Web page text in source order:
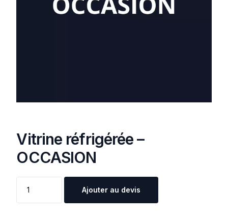
Vitrine réfrigérée –
OCCASION
Ajouter au devis